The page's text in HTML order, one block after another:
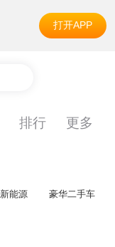
打开APP
排行 更多
新能源 豪华二手车